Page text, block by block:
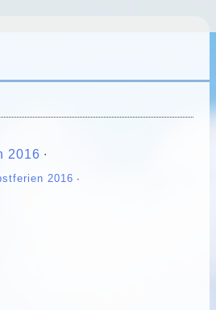
2016 ∙
2016 ∙